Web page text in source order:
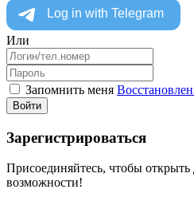
Или
Запомнить меня
Войти
Зарегистрироваться
Присоединяйтесь, чтобы открыть
возможности!